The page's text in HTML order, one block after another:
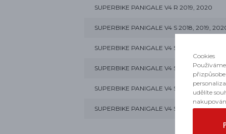
SUPERBIKE PANIGALE V4 R 2019, 2020
SUPERBIKE PANIGALE V4 S 2018, 2019,
SUPERBIKE PANIGALE V4 S CORSE 2019,
SUPERBIKE PANIGALE V4 SP 2021
SUPERBIKE PANIGALE V4 SP2 2022, 2023
SUPERBIKE PANIGALE V4 SPECIALE 2018,
Cookies
udělíte